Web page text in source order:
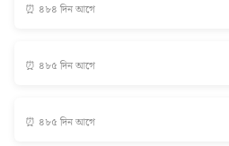
⏰ ৪৮৪ দিন আগে
⏰ ৪৮৫ দিন আগে
⏰ ৪৮৫ দিন আগে